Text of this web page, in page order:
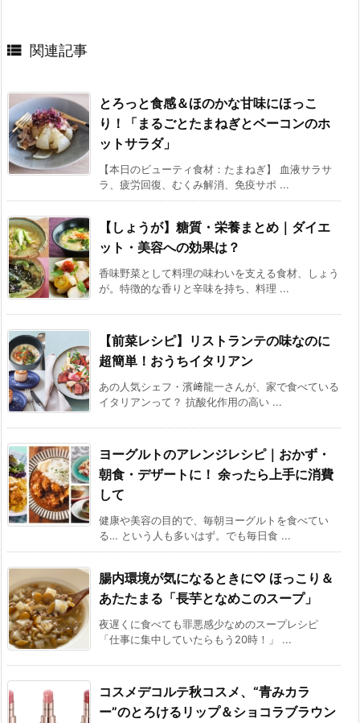
 関連記事
とろっと食感＆ほのかな甘味にほっこ
り！「まるごとたまねぎとベーコンのホ
ットサラダ」
【本日のビューティ食材：たまねぎ】 血液サラサ
ラ、疲労回復、むくみ解消、免疫サポ ...
【しょうが】糖質・栄養まとめ｜ダイエ
ット・美容への効果は？
香味野菜として料理の味わいを支える食材、しょう
が。特徴的な香りと辛味を持ち、料理 ...
【前菜レシピ】リストランテの味なのに
超簡単！おうちイタリアン
あの人気シェフ・濱﨑龍一さんが、家で食べている
イタリアンって？ 抗酸化作用の高い ...
ヨーグルトのアレンジレシピ｜おかず・
朝食・デザートに！ 余ったら上手に消費
して
健康や美容の目的で、毎朝ヨーグルトを食べてい
る… という人も多いはず。でも毎日食 ...
腸内環境が気になるときに♡ ほっこり＆
あたたまる「長芋となめこのスープ」
夜遅くに食べても罪悪感少なめのスープレシピ
「仕事に集中していたらもう20時！」 ...
コスメデコルテ秋コスメ、“青みカラ
ー”のとろけるリップ＆ショコラブラウン